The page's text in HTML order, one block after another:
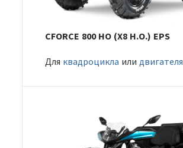
CFORCE 800 HO (X8 H.O.) EPS
Для квадроцикла или двигателя